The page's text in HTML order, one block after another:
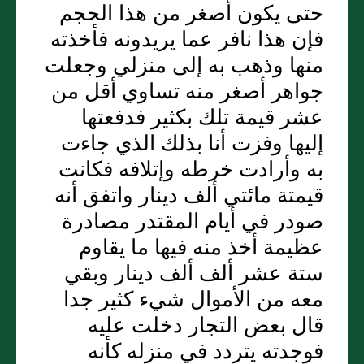
حتى يكون أصغر من هذا الحجم
فإن هذا نافر عما يريدونه فأخذته
منها وذهب به إلى منزلي وجعلت
جواهر أصغر منه تساوي أقل من
عشر قيمة تلك بكثير فدفعتها
إليها وفزت أنا بذلك الذي جاءت
به وأرادت خرطه وإتلافه فكانت
قيمتة مائتي ألف دينار واتفق أنه
صودر في أيام المقتدر مصادرة
عظيمة أخذ منه فيها ما يقاوم
ستة عشر ألف ألف دينار وبقي
معه من الأموال شيء كثير جدا
قال بعض التجار دخلت عليه
فوجدته يتردد في منزله كأنه